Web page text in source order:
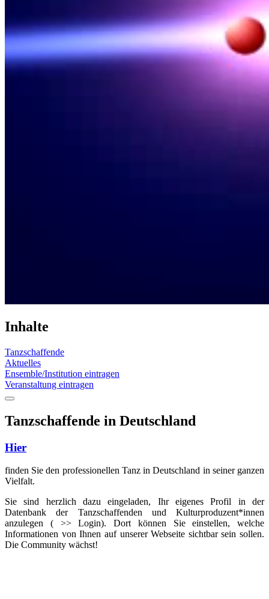
Inhalte
Tanzschaffende
Aktuelles
Ensemble/Institution eintragen
Veranstaltung eintragen
Tanzschaffende in Deutschland
Hier
finden Sie den professionellen Tanz in Deutschland in seiner ganzen
Vielfalt.
Sie sind herzlich dazu eingeladen, Ihr eigenes Profil in der
Datenbank der Tanzschaffenden und Kulturproduzent*innen
anzulegen ( >> Login). Dort können Sie einstellen, welche
Informationen von Ihnen auf unserer Webseite sichtbar sein sollen.
Die Community wächst!